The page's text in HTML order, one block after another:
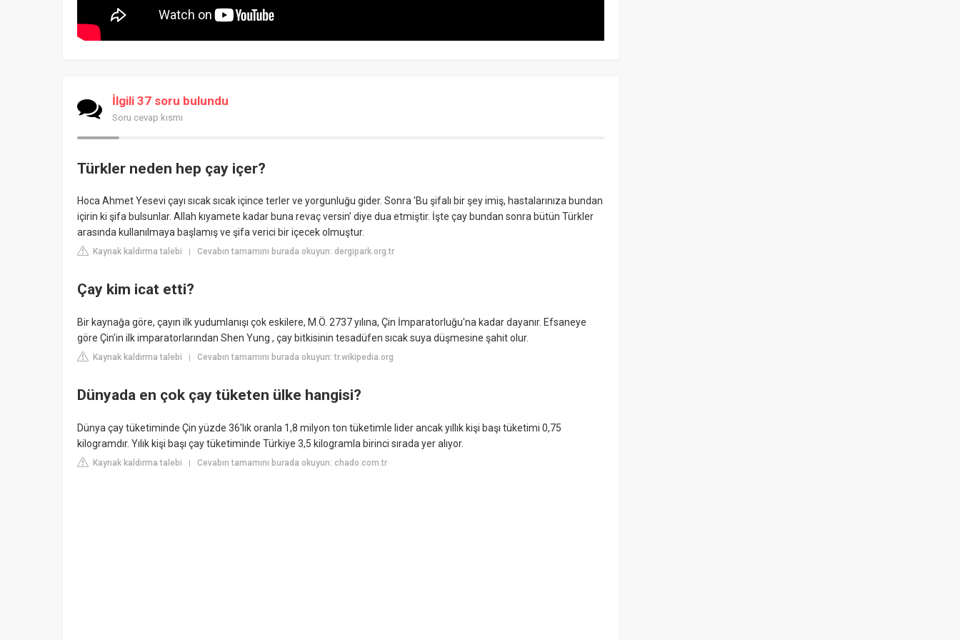
İlgili 37 soru bulundu
Soru cevap kısmı
Türkler neden hep çay içer?
Hoca Ahmet Yesevi çayı sıcak sıcak içince terler ve yorgunluğu gider. Sonra 'Bu şifalı bir şey imiş, hastalarınıza bundan
içirin ki şifa bulsunlar. Allah kıyamete kadar buna revaç versin' diye dua etmiştir. İşte çay bundan sonra bütün Türkler
arasında kullanılmaya başlamış ve şifa verici bir içecek olmuştur.
Kaynak kaldırma talebi | Cevabın tamamını burada okuyun: dergipark.org.tr
Çay kim icat etti?
Bir kaynağa göre, çayın ilk yudumlanışı çok eskilere, M.Ö. 2737 yılına, Çin İmparatorluğu'na kadar dayanır. Efsaneye
göre Çin'in ilk imparatorlarından Shen Yung , çay bitkisinin tesadüfen sıcak suya düşmesine şahit olur.
Kaynak kaldırma talebi | Cevabın tamamını burada okuyun: tr.wikipedia.org
Dünyada en çok çay tüketen ülke hangisi?
Dünya çay tüketiminde Çin yüzde 36'lık oranla 1,8 milyon ton tüketimle lider ancak yıllık kişi başı tüketimi 0,75
kilogramdır. Yılık kişi başı çay tüketiminde Türkiye 3,5 kilogramla birinci sırada yer alıyor.
Kaynak kaldırma talebi | Cevabın tamamını burada okuyun: chado.com.tr